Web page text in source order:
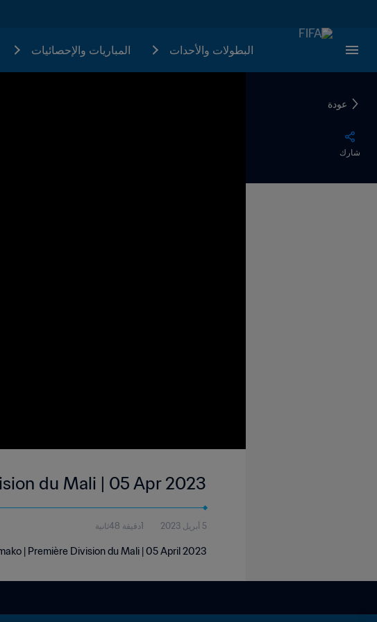
البطولات والأحدات المباريات والإحصائيات
عودة
شارك
du Mali | 05 Apr 2023
5 أبريل 2023 1دقيقة 48ثانية
| Première Division du Mali | 05 April 2023